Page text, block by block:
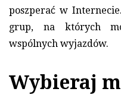
poszperać w
grup, na których
wspólnych wyjazdów.
Wybieraj